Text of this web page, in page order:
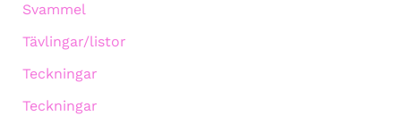
Svammel
Tävlingar/listor
Teckningar
Teckningar